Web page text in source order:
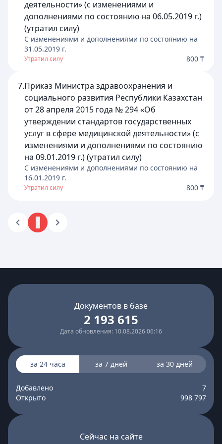
деятельности» (с изменениями и
дополнениями по состоянию на 06.05.2019 г.)
(утратил силу)
C изменениями и дополнениями по состоянию на
31.05.2019 г.
Утратил силу 800 ₸
7.Приказ Министра здравоохранения и
социального развития Республики Казахстан
от 28 апреля 2015 года № 294 «Об
утверждении стандартов государственных
услуг в сфере медицинской деятельности» (с
изменениями и дополнениями по состоянию
на 09.01.2019 г.) (утратил силу)
C изменениями и дополнениями по состоянию на
16.01.2019 г.
Утратил силу 800 ₸
Документов в базе
2 193 615
Дата обновления: 10.08.2026 06:16
за 24 часа за 7 дней за 30 дней
Добавлено
7
Открыто
998 797
Сейчас на сайте